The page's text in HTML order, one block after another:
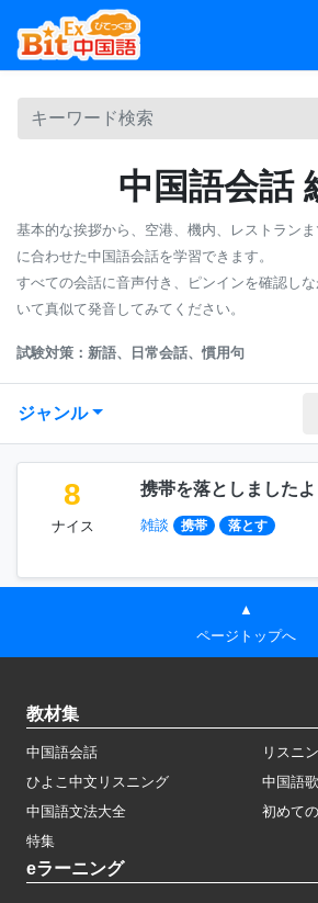
中国語会話
基本的な挨拶から、空港、機内、レストラン
に合わせた中国語会話を学習できます。
すべての会話に音声付き、ピンインを確認し
いて真似て発音してみてください。
試験対策：新語、日常会話、慣用句
ジャンル
8
ナイス
携帯を落としましたよ
雑談 携帯 落とす
▲
ページトップへ
教材集
中国語会話
リスニ
ひよこ中文リスニング
中国語
中国語文法大全
初めて
特集
eラーニング